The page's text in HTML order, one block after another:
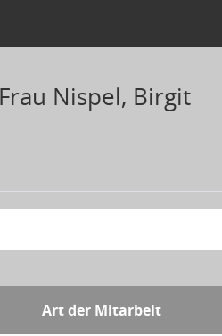
Nispel, Birgit
Art der Mitarbeit